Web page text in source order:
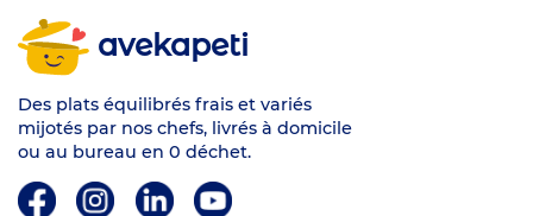
avekapeti
Des plats équilibrés frais et variés
mijotés par nos chefs, livrés à domicile
ou au bureau en 0 déchet.